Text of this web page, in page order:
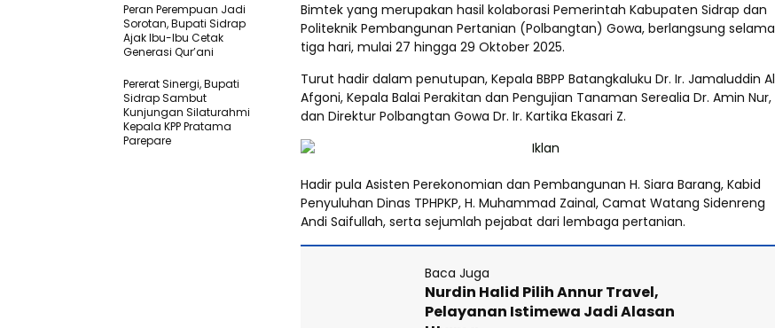
Bimtek yang merupakan hasil kolaborasi Pemerintah Kabupaten Sidrap dan
Politeknik Pembangunan Pertanian (Polbangtan) Gowa, berlangsung selama
tiga hari, mulai 27 hingga 29 Oktober 2025.
Turut hadir dalam penutupan, Kepala BBPP Batangkaluku Dr. Ir. Jamaluddin Al
Afgoni, Kepala Balai Perakitan dan Pengujian Tanaman Serealia Dr. Amin Nur,
dan Direktur Polbangtan Gowa Dr. Ir. Kartika Ekasari Z.
Hadir pula Asisten Perekonomian dan Pembangunan H. Siara Barang, Kabid
Penyuluhan Dinas TPHPKP, H. Muhammad Zainal, Camat Watang Sidenreng
Andi Saifullah, serta sejumlah pejabat dari lembaga pertanian.
Baca Juga
Nurdin Halid Pilih Annur Travel,
Pelayanan Istimewa Jadi Alasan
Peran Perempuan Jadi
Sorotan, Bupati Sidrap
Ajak Ibu-Ibu Cetak
Generasi Qur’ani
Pererat Sinergi, Bupati
Sidrap Sambut
Kunjungan Silaturahmi
Kepala KPP Pratama
Parepare